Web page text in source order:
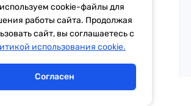
А вот интересный момент,
помощь спортсменам?
Позднякова считает, что нужны
их мало. А Женя Медведева
к этому всему, мол, важны
Тема дня Гороскоп
cookie-файлы для
работы сайта. Продолжая
сайт, вы соглашаетесь с
использования cookie.
Согласен